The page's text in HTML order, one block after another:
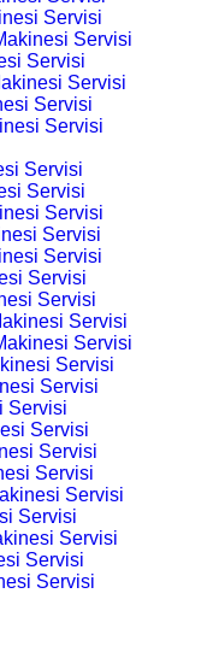
Servisi
Servisi
Servisi
Servisi
Servisi
Servisi
Servisi
Servisi
Servisi
Servisi
Servisi
Servisi
Servisi
Servisi
Servisi
Servisi
Servisi
Servisi
Servisi
Servisi
Servisi
Servisi
Servisi
Servisi
Servisi
Servisi